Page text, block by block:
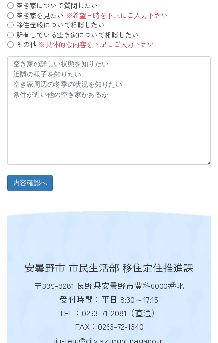
空き家について質問したい
空き家を見たい ※希望日時を下記にご入力下さい
移住全般について相談したい
所有している空き家について相談したい
その他 ※具体的な内容を下記にご入力下さい
安曇野市 市民生活部 移住定住推進課
〒399-8281 長野県安曇野市豊科6000番地
受付時間：平日 8:30～17:15
TEL：0263-71-2081（直通）
FAX：0263-72-1340
iju-teiju@city.azumino.nagano.jp